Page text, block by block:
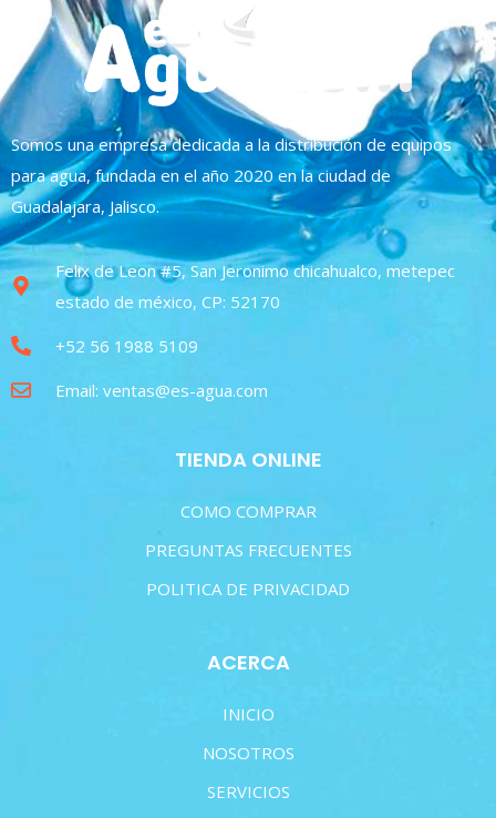
Somos una empresa dedicada a la distribución de equipos
para agua, fundada en el año 2020 en la ciudad de
Guadalajara, Jalisco.
Felix de Leon #5, San Jeronimo chicahualco, metepec
estado de méxico, CP: 52170
+52 56 1988 5109
Email: ventas@es-agua.com
TIENDA ONLINE
COMO COMPRAR
PREGUNTAS FRECUENTES
POLITICA DE PRIVACIDAD
ACERCA
INICIO
NOSOTROS
SERVICIOS